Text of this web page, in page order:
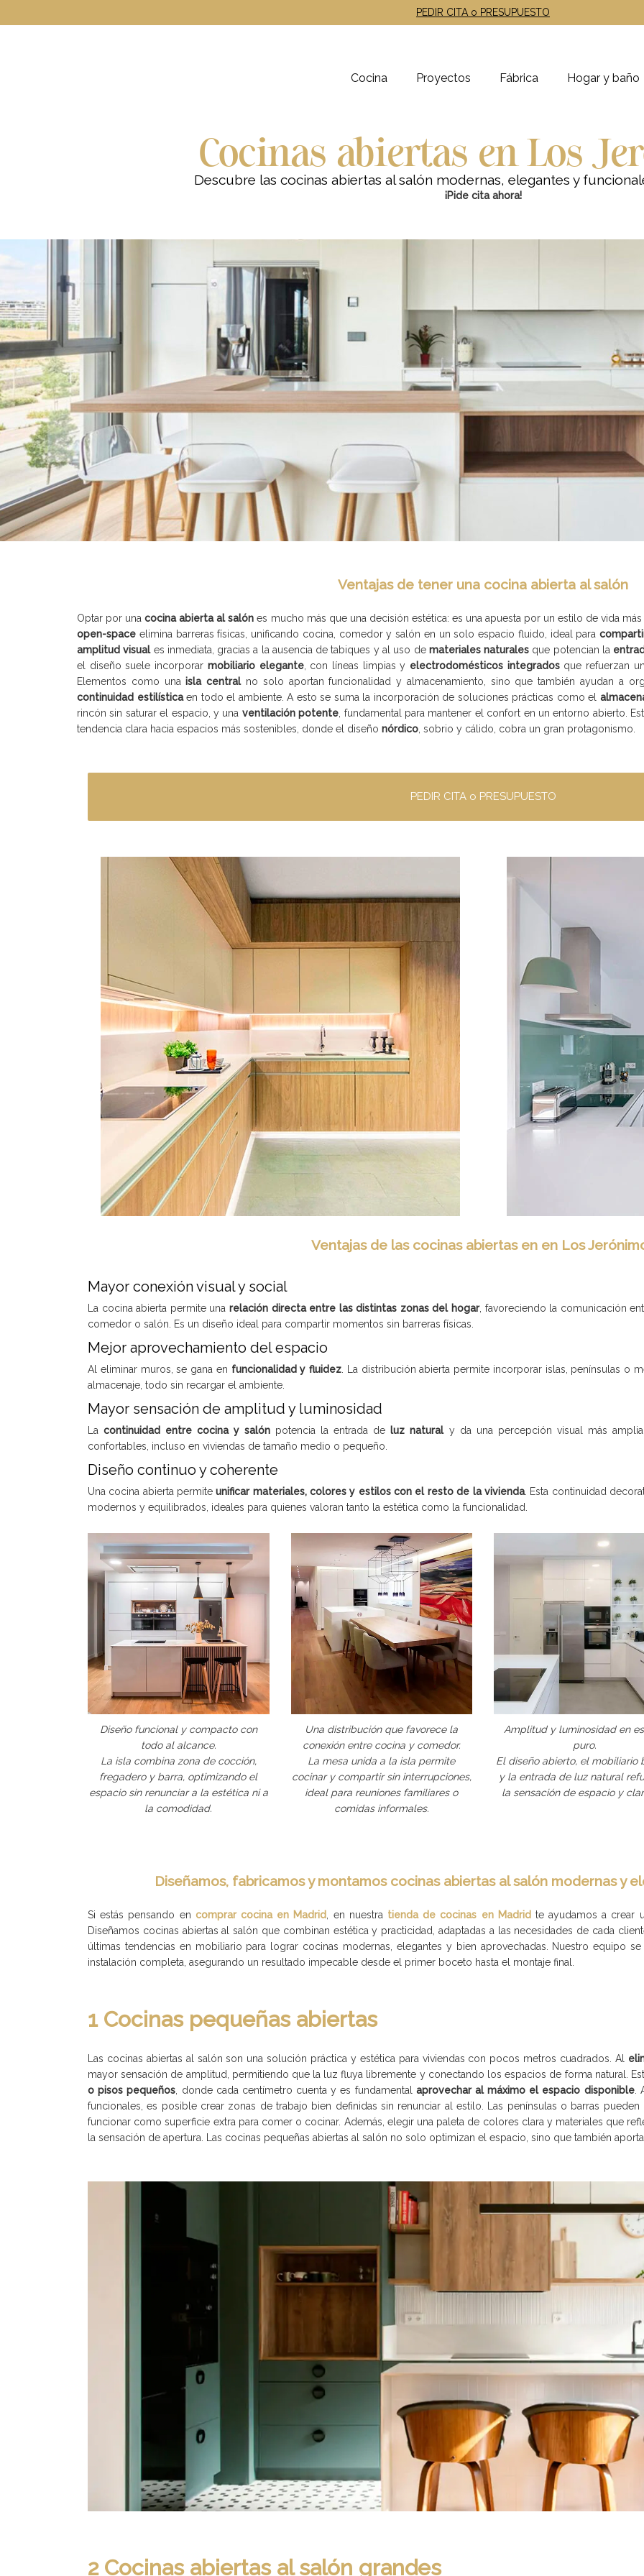
PEDIR CITA o PRESUPUESTO
Cocina Proyectos Fábrica Hogar y baño
Cocinas abiertas en Los
Descubre las cocinas abiertas al salón modernas, elegantes y
¡Pide cita ahora!
Ventajas de tener una cocina abierta al salón
Optar por unacocina abierta al salón es mucho más que una decisión estética: es una apuesta por un estilo de vida
open-space elimina barreras físicas, unificando cocina, comedor y salón en un solo espacio fluido, ideal para
amplitud visuales inmediata, gracias a la ausencia de tabiques y al uso de materiales naturales que potencian la
el diseño suele incorporar mobiliario elegante, con líneas limpias y electrodomésticos integradosque refuerzan
Elementos como unaisla centralno solo aportan funcionalidad y almacenamiento, sino que también ayudan a
continuidad estilísticaen todo el ambiente. A esto se suma la incorporación de soluciones prácticas como el
rincón sin saturar el espacio, y una ventilación potente , fundamental para mantener el confort en un entorno abierto.
tendencia clara hacia espacios más sostenibles, donde el diseño nórdico , sobrio y cálido, cobra un gran protagonismo.
PEDIR CITA o PRESUPUESTO
Ventajas de las cocinas abiertas en en Los
Mayor conexión visual y social
La cocina abierta permite una relación directa entre las distintas zonas del hogar, favoreciendo la comunicación
comedor o salón. Es un diseño ideal para compartir momentos sin barreras físicas.
Mejor aprovechamiento del espacio
Al eliminar muros, se gana en funcionalidad y fluidez . La distribución abierta permite incorporar islas, penínsulas o
almacenaje, todo sin recargar el ambiente.
Mayor sensación de amplitud y luminosidad
Lacontinuidad entre cocina y salón potencia la entrada de luz naturaly da una percepción visual más
confortables, incluso en viviendas de tamaño medio o pequeño.
Diseño continuo y coherente
Una cocina abierta permiteunificar materiales, colores y estilos con el resto de la vivienda. Esta continuidad
modernos y equilibrados, ideales para quienes valoran tanto la estética como la funcionalidad.
Diseño funcional y compacto con
todo al alcance.
La isla combina zona de cocción,
fregadero y barra, optimizando el
espacio sin renunciar a la estética ni a
la comodidad.
Una distribución que favorece la
conexión entre cocina y comedor.
La mesa unida a la isla permite
cocinar y compartir sin interrupciones,
ideal para reuniones familiares o
comidas informales.
Amplitud y luminosidad en
puro.
El diseño abierto, el mobiliario
y la entrada de luz natural
la sensación de espacio y
Diseñamos, fabricamos y montamos cocinas abiertas al salón modernas y
Si estás pensando en comprar cocina en Madrid, en nuestra tienda de cocinas en Madrid te ayudamos a crear
Diseñamos cocinas abiertas al salón que combinan estética y practicidad, adaptadas a las necesidades de cada
últimas tendencias en mobiliario para lograr cocinas modernas, elegantes y bien aprovechadas. Nuestro equipo
instalación completa, asegurando un resultado impecable desde el primer boceto hasta el montaje final.
1 Cocinas pequeñas abiertas
Las cocinas abiertas al salón son una solución práctica y estética para viviendas con pocos metros cuadrados. Al
mayor sensación de amplitud, permitiendo que la luz fluya libremente y conectando los espacios de forma natural.
o pisos pequeños, donde cada centímetro cuenta y es fundamental aprovechar al máximo el espacio disponible.
funcionales, es posible crear zonas de trabajo bien definidas sin renunciar al estilo. Las penínsulas o barras
funcionar como superficie extra para comer o cocinar. Además, elegir una paleta de colores clara y materiales que
la sensación de apertura. Las cocinas pequeñas abiertas al salón no solo optimizan el espacio, sino que también
2 Cocinas abiertas al salón grandes